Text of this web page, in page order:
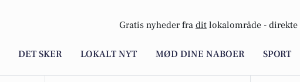
Gratis nyheder fra dit lokalområde -
DET SKER LOKALT NYT MØD DINE NABOER SPORT